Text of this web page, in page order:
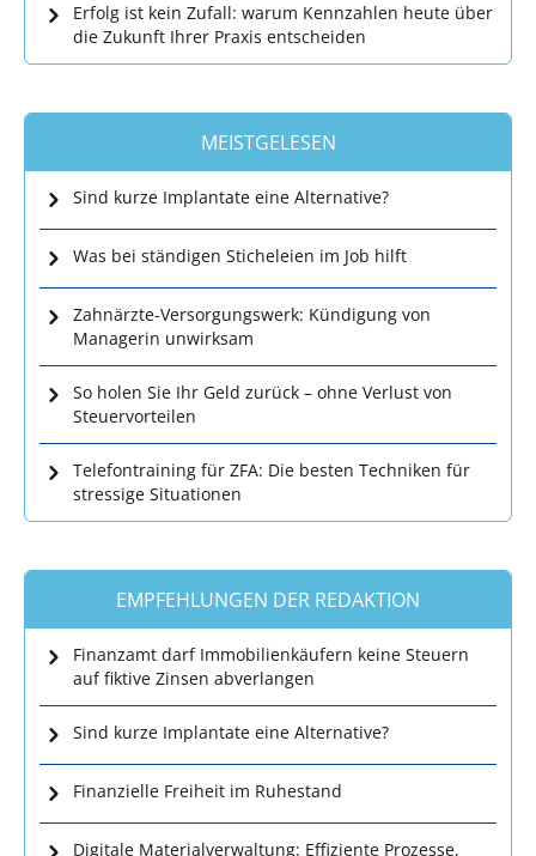
Erfolg ist kein Zufall: warum Kennzahlen heute über
die Zukunft Ihrer Praxis entscheiden
MEISTGELESEN
Sind kurze Implantate eine Alternative?
Was bei ständigen Sticheleien im Job hilft
Zahnärzte-Versorgungswerk: Kündigung von
Managerin unwirksam
So holen Sie Ihr Geld zurück – ohne Verlust von
Steuervorteilen
Telefontraining für ZFA: Die besten Techniken für
stressige Situationen
EMPFEHLUNGEN DER REDAKTION
Finanzamt darf Immobilienkäufern keine Steuern
auf fiktive Zinsen abverlangen
Sind kurze Implantate eine Alternative?
Finanzielle Freiheit im Ruhestand
Digitale Materialverwaltung: Effiziente Prozesse,